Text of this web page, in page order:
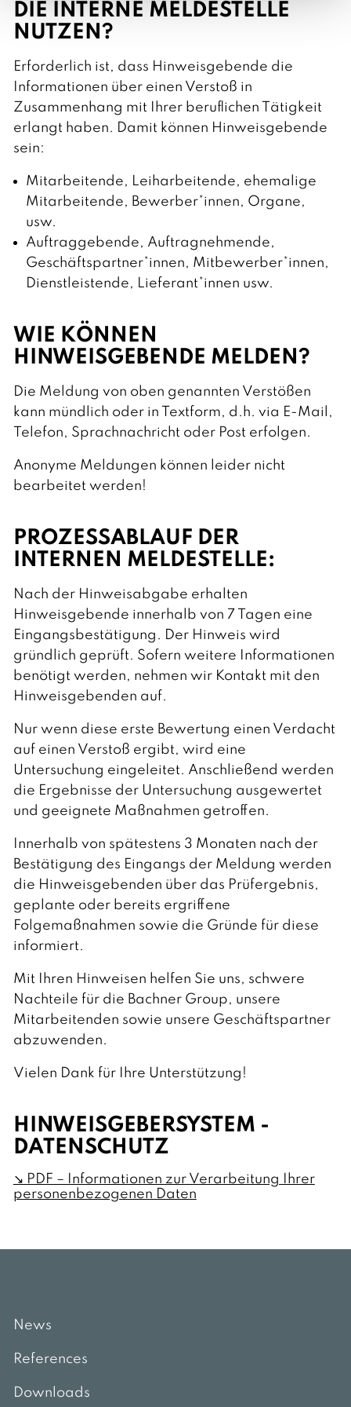
DIE INTERNE MELDESTELLE
NUTZEN?
Erforderlich ist, dass Hinweisgebende die
Informationen über einen Verstoß in
Zusammenhang mit Ihrer beruflichen Tätigkeit
erlangt haben. Damit können Hinweisgebende
sein:
Mitarbeitende, Leiharbeitende, ehemalige
Mitarbeitende, Bewerber*innen, Organe,
usw.
Auftraggebende, Auftragnehmende,
Geschäftspartner*innen, Mitbewerber*innen,
Dienstleistende, Lieferant*innen usw.
WIE KÖNNEN
HINWEISGEBENDE MELDEN?
Die Meldung von oben genannten Verstößen
kann mündlich oder in Textform, d.h. via E-Mail,
Telefon, Sprachnachricht oder Post erfolgen.
Anonyme Meldungen können leider nicht
bearbeitet werden!
PROZESSABLAUF DER
INTERNEN MELDESTELLE:
Nach der Hinweisabgabe erhalten
Hinweisgebende innerhalb von 7 Tagen eine
Eingangsbestätigung. Der Hinweis wird
gründlich geprüft. Sofern weitere Informationen
benötigt werden, nehmen wir Kontakt mit den
Hinweisgebenden auf.
Nur wenn diese erste Bewertung einen Verdacht
auf einen Verstoß ergibt, wird eine
Untersuchung eingeleitet. Anschließend werden
die Ergebnisse der Untersuchung ausgewertet
und geeignete Maßnahmen getroffen.
Innerhalb von spätestens 3 Monaten nach der
Bestätigung des Eingangs der Meldung werden
die Hinweisgebenden über das Prüfergebnis,
geplante oder bereits ergriffene
Folgemaßnahmen sowie die Gründe für diese
informiert.
Mit Ihren Hinweisen helfen Sie uns, schwere
Nachteile für die Bachner Group, unsere
Mitarbeitenden sowie unsere Geschäftspartner
abzuwenden.
Vielen Dank für Ihre Unterstützung!
HINWEISGEBERSYSTEM -
DATENSCHUTZ
↘ PDF – Informationen zur Verarbeitung Ihrer
personenbezogenen Daten
News
References
Downloads